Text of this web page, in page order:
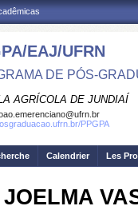
EAJ/UFRN
DE PÓS-
AGRÍCOLA DE JUNDIAÍ
PPGPA
Calendrier Les